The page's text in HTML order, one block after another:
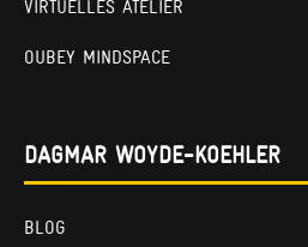
VIRTUELLES ATELIER
OUBEY MINDSPACE
DAGMAR WOYDE-KOEHLER
BLOG